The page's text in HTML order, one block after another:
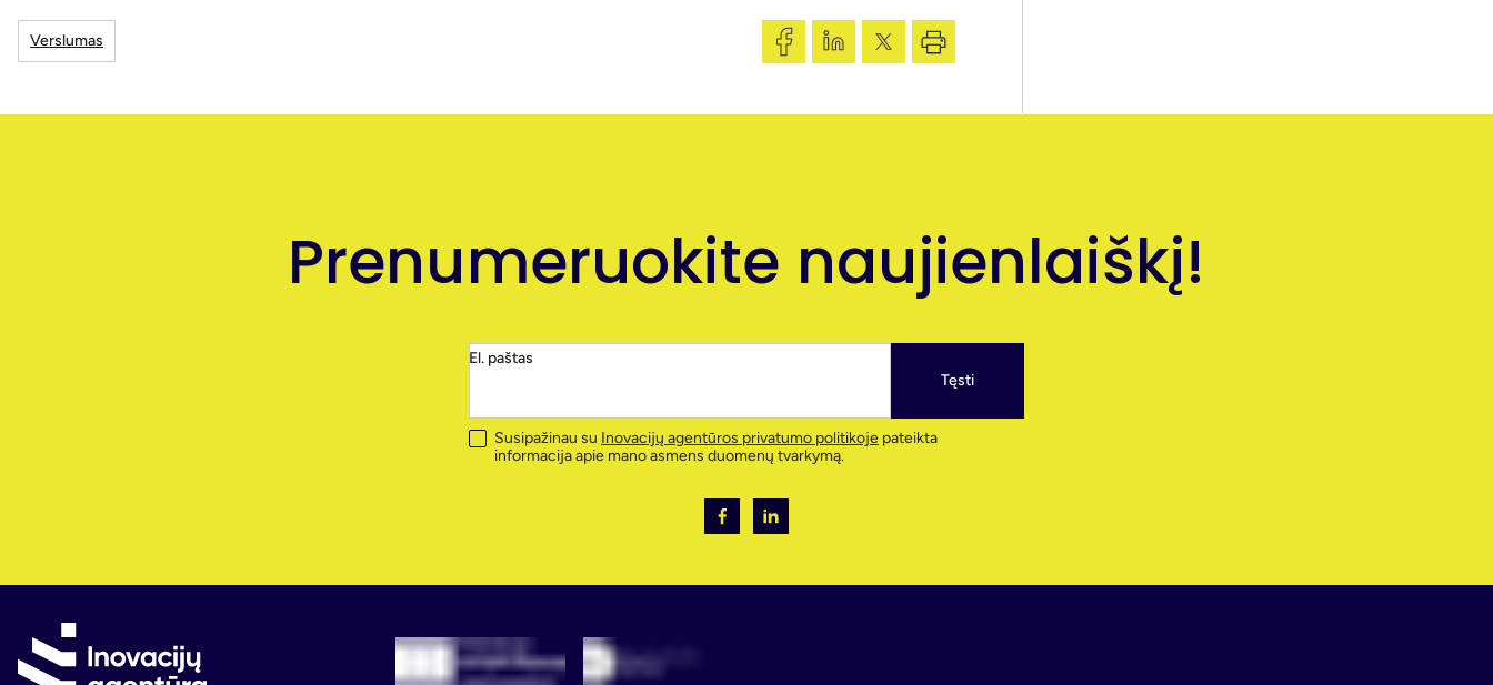
Verslumas
Prenumeruokite naujienlaiškį!
El. paštas
Tęsti
Susipažinau su Inovacijų agentūros privatumo politikoje pateikta
informacija apie mano asmens duomenų tvarkymą.